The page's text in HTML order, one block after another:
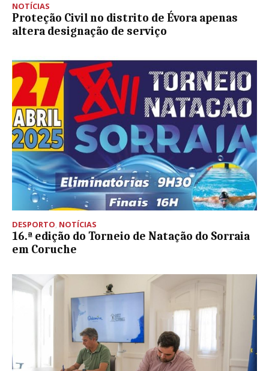
NOTÍCIAS
Proteção Civil no distrito de Évora apenas
altera designação de serviço
DESPORTO, NOTÍCIAS
16.ª edição do Torneio de Natação do Sorraia
em Coruche